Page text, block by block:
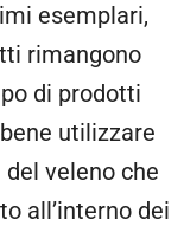
esemplari,
rimangono
di prodotti
utilizzare
veleno che
all’interno dei